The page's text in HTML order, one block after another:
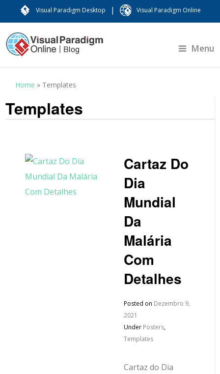
Visual Paradigm Desktop | Visual Paradigm Online
Menu
Home » Templates
Templates
Cartaz Do
Dia
Mundial
Da
Malária
Com
Detalhes
Posted on Dezembro 9,
2021
Under Posters,
Templates
Cartaz do Dia